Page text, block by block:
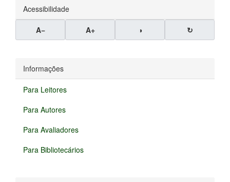
Acessibilidade
A− A+ ◑ ↻
Informações
Para Leitores
Para Autores
Para Avaliadores
Para Bibliotecários